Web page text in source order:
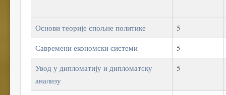
Основи теорије спољне политике
5
Савремени економски системи
5
Увод у дипломатију и дипломатску
анализу
5